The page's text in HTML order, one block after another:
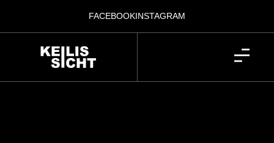
FACEBOOKINSTAGRAM